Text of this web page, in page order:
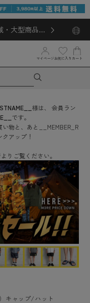
・大型商品対
マイページ お気に入り カート
様は、
会員ラン
です。
物と、あと
__MEMBER_R
アップ！
りご覧ください。
）キャップ/ハット